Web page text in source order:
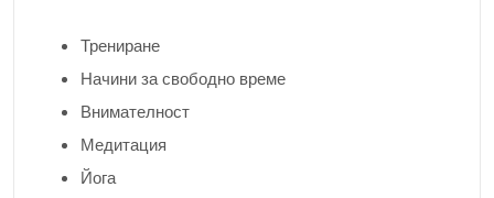
Трениране
Начини за свободно време
Внимателност
Медитация
Йога